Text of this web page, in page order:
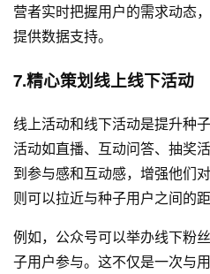
营者实时把握用户的需求动态
提供数据支持。
7.精心策划线上线下活动
线上活动和线下活动是提升种
活动如直播、互动问答、抽奖
到参与感和互动感，增强他们
则可以拉近与种子用户之间的
例如，公众号可以举办线下粉
子用户参与。这不仅是一次与